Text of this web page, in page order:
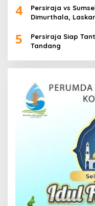
4
Persiraja vs
Dimurthala,
5
Persiraja Siap
Tandang